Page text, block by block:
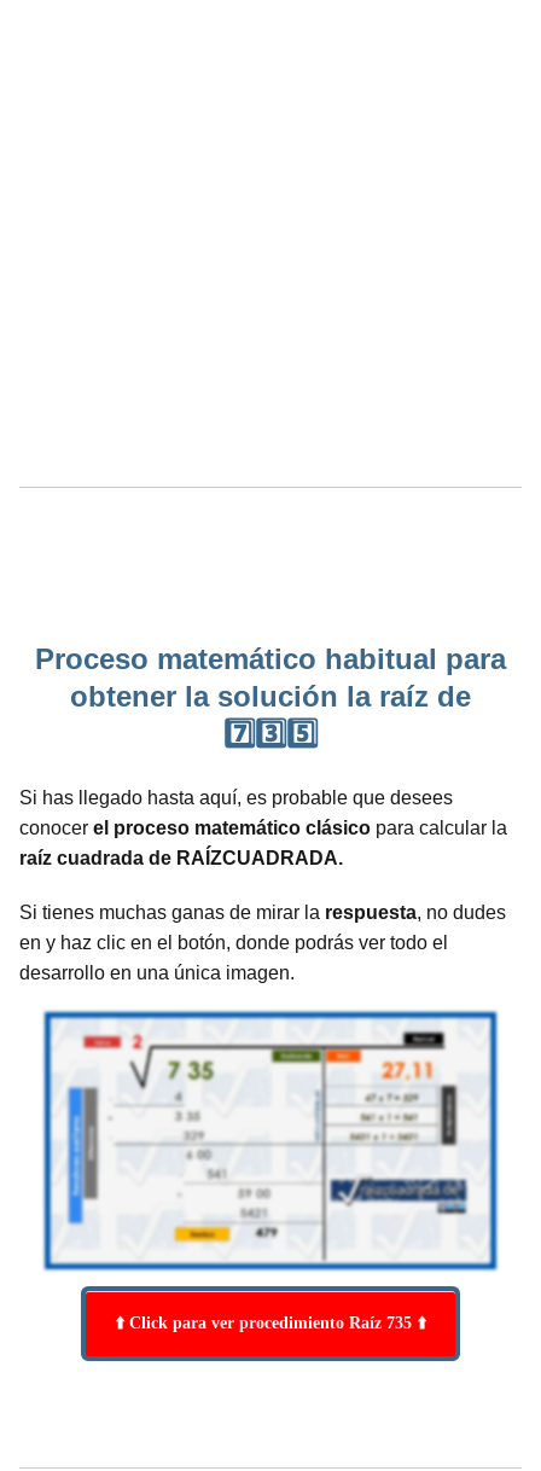
Proceso matemático habitual para
obtener la solución la raíz de
7️⃣3️⃣5️⃣
Si has llegado hasta aquí, es probable que desees
conocer el proceso matemático clásico para calcular la
raíz cuadrada de RAÍZCUADRADA.
Si tienes muchas ganas de mirar la respuesta, no dudes
en y haz clic en el botón, donde podrás ver todo el
desarrollo en una única imagen.
⬆️ Click para ver procedimiento Raíz 735 ⬆️